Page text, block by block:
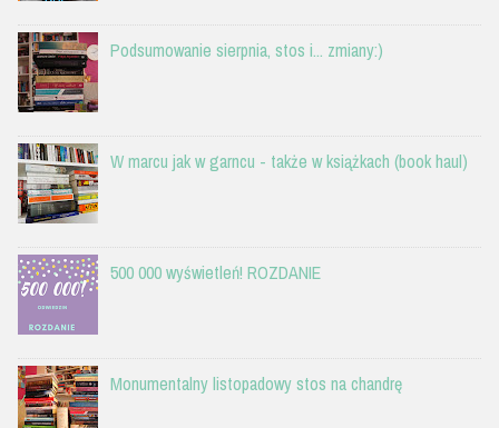
Podsumowanie sierpnia, stos i... zmiany:)
W marcu jak w garncu - także w książkach (book haul)
500 000 wyświetleń! ROZDANIE
Monumentalny listopadowy stos na chandrę